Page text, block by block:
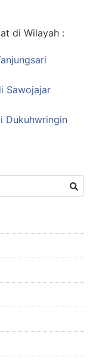
di Wilayah :
Sawojajar
Dukuhwringin